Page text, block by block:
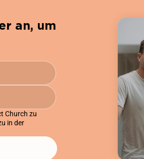
an, um
Church zu
in der